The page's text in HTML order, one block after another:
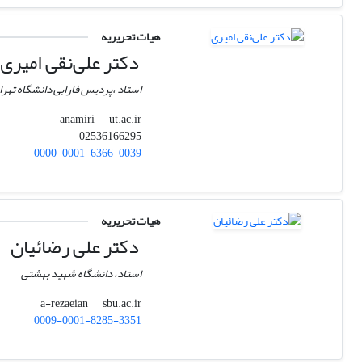
هیات تحریریه
دکتر علی‌نقی امیری
استاد ،پردیس فارابی دانشگاه
anamiri
ut.ac.ir
02536166295
0000-0001-6366-0039
هیات تحریریه
دکتر علی رضائیان
استاد، دانشگاه شهید بهشتی
a-rezaeian
sbu.ac.ir
0009-0001-8285-3351